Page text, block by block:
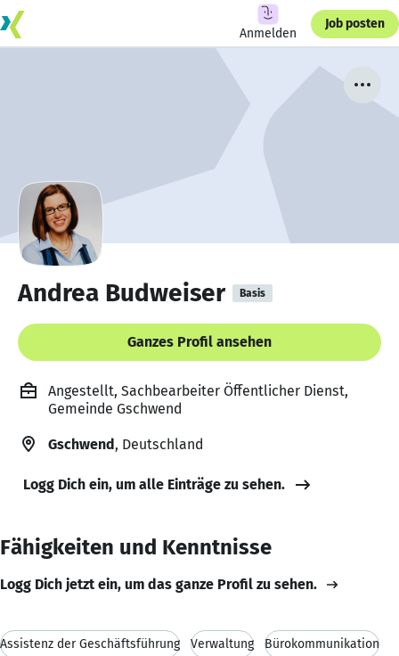
Anmelden
Job posten
Andrea Budweiser Basis
Ganzes Profil ansehen
Angestellt, Sachbearbeiter Öffentlicher Dienst,
Gemeinde Gschwend
Gschwend, Deutschland
Logg Dich ein, um alle Einträge zu sehen.
Fähigkeiten und Kenntnisse
Logg Dich jetzt ein, um das ganze Profil zu sehen.
Assistenz der Geschäftsführung Verwaltung Bürokommunikation